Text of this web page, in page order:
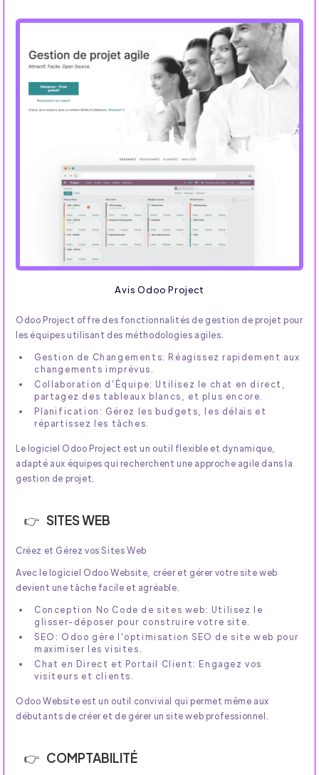
Avis Odoo Project
Odoo Project offre des fonctionnalités de gestion de projet pour
les équipes utilisant des méthodologies agiles.
Gestion de Changements: Réagissez rapidement aux
changements imprévus.
Collaboration d'Équipe: Utilisez le chat en direct,
partagez des tableaux blancs, et plus encore.
Planification: Gérez les budgets, les délais et
répartissez les tâches.
Le logiciel Odoo Project est un outil flexible et dynamique,
adapté aux équipes qui recherchent une approche agile dans la
gestion de projet.
SITES WEB
Créez et Gérez vos Sites Web
Avec le logiciel Odoo Website, créer et gérer votre site web
devient une tâche facile et agréable.
Conception No Code de sites web: Utilisez le
glisser-déposer pour construire votre site.
SEO: Odoo gère l'optimisation SEO de site web pour
maximiser les visites.
Chat en Direct et Portail Client: Engagez vos
visiteurs et clients.
Odoo Website est un outil convivial qui permet même aux
débutants de créer et de gérer un site web professionnel.
COMPTABILITÉ